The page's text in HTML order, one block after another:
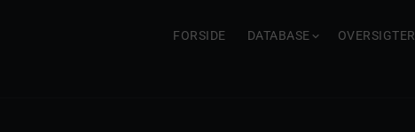
FORSIDE DATABASE OVERSIGTER